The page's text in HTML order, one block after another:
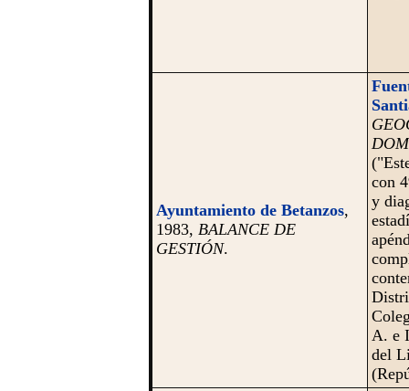
Ayuntamiento de Betanzos,
1983, BALANCE DE
GESTIÓN.
con
y
A. e
del